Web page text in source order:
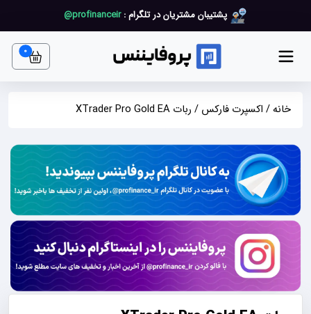
پشتیبان مشتریان در تلگرام :profinanceir@
0
item
خانه/ اکسپرت فارکس / ربات XTrader Pro Gold EA